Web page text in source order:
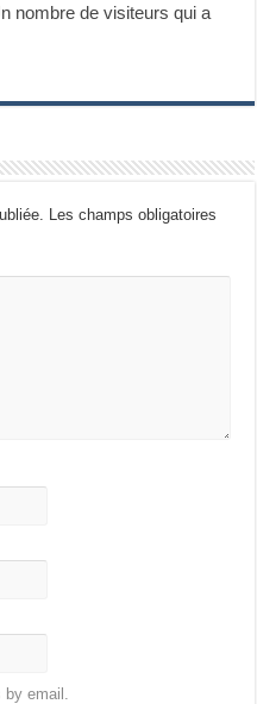
nombre de visiteurs qui a
Les champs obligatoires
email.